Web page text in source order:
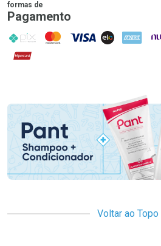
formas de
Pagamento
PIX MasterCard
VISA ELO AMEX
Hipercard
Promoção em
Voltar ao Topo